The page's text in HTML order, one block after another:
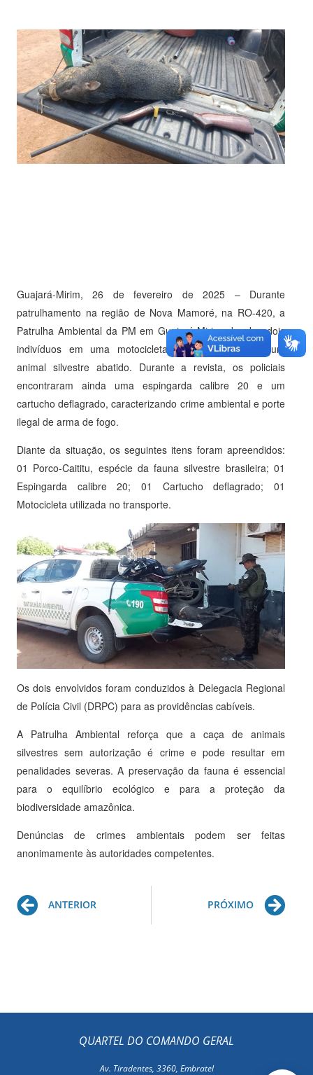
Guajará-Mirim, 26 de fevereiro de 2025 – Durante
patrulhamento na região de Nova Mamoré, na RO-420, a
Patrulha Ambiental da PM em Guajará-Mirim abordou dois
indivíduos em uma motocicleta que transportavam um
animal silvestre abatido. Durante a revista, os policiais
encontraram ainda uma espingarda calibre 20 e um
cartucho deflagrado, caracterizando crime ambiental e porte
ilegal de arma de fogo.
Diante da situação, os seguintes itens foram apreendidos:
01 Porco-Caititu, espécie da fauna silvestre brasileira; 01
Espingarda calibre 20; 01 Cartucho deflagrado; 01
Motocicleta utilizada no transporte.
Os dois envolvidos foram conduzidos à Delegacia Regional
de Polícia Civil (DRPC) para as providências cabíveis.
A Patrulha Ambiental reforça que a caça de animais
silvestres sem autorização é crime e pode resultar em
penalidades severas. A preservação da fauna é essencial
para o equilíbrio ecológico e para a proteção da
biodiversidade amazônica.
Denúncias de crimes ambientais podem ser feitas
anonimamente às autoridades competentes.
Prev
ANTERIOR PRÓXIMO
QUARTEL DO COMANDO GERAL
Av. Tiradentes, 3360, Embratel